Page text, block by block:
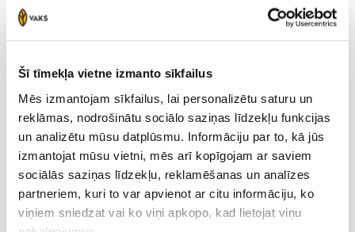
Šī tīmekļa vietne izmanto sīkfailus
Mēs izmantojam sīkfailus, lai personalizētu saturu un
reklāmas, nodrošinātu sociālo saziņas līdzekļu funkcijas
un analizētu mūsu datplūsmu. Informāciju par to, kā jūs
izmantojat mūsu vietni, mēs arī kopīgojam ar saviem
sociālās saziņas līdzekļu, reklamēšanas un analīzes
partneriem, kuri to var apvienot ar citu informāciju, ko
viņiem sniedzat vai ko viņi apkopo, kad lietojat viņu
Vairāk par pieejamo
interesēties zvanot VAKS
agronomiem